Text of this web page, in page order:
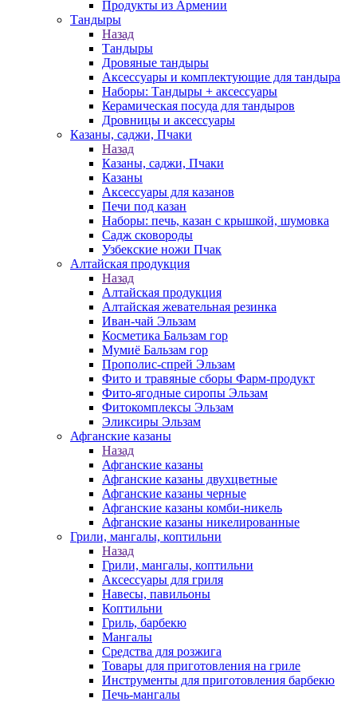
Продукты из Армении
Тандыры
Назад
Тандыры
Дровяные тандыры
Аксессуары и комплектующие для тандыра
Наборы: Тандыры + аксессуары
Керамическая посуда для тандыров
Дровницы и аксессуары
Казаны, саджи, Пчаки
Назад
Казаны, саджи, Пчаки
Казаны
Аксессуары для казанов
Печи под казан
Наборы: печь, казан с крышкой, шумовка
Садж сковороды
Узбекские ножи Пчак
Алтайская продукция
Назад
Алтайская продукция
Алтайская жевательная резинка
Иван-чай Эльзам
Косметика Бальзам гор
Мумиё Бальзам гор
Прополис-спрей Эльзам
Фито и травяные сборы Фарм-продукт
Фито-ягодные сиропы Эльзам
Фитокомплексы Эльзам
Эликсиры Эльзам
Афганские казаны
Назад
Афганские казаны
Афганские казаны двухцветные
Афганские казаны черные
Афганские казаны комби-никель
Афганские казаны никелированные
Грили, мангалы, коптильни
Назад
Грили, мангалы, коптильни
Аксессуары для гриля
Навесы, павильоны
Коптильни
Гриль, барбекю
Мангалы
Средства для розжига
Товары для приготовления на гриле
Инструменты для приготовления барбекю
Печь-мангалы